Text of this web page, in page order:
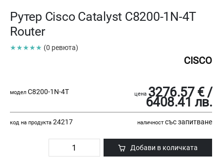
Рутер Cisco Catalyst C8200-1N-4T
Router
★★★★★ (0 ревюта)
CISCO
модел C8200-1N-4T цена 3276.57 € /
6408.41 лв.
код на продукта 24217 наличност със запитване
Добави в количката